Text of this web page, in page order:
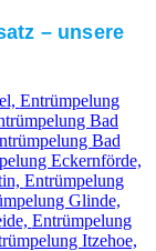
– unsere
Entrümpelung
Bad
Bad
Eckernförde,
Entrümpelung
Glinde,
Entrümpelung
Itzehoe,